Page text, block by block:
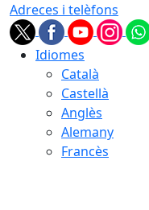
Adreces i telèfons
Idiomes
Català
Castellà
Anglès
Alemany
Francès